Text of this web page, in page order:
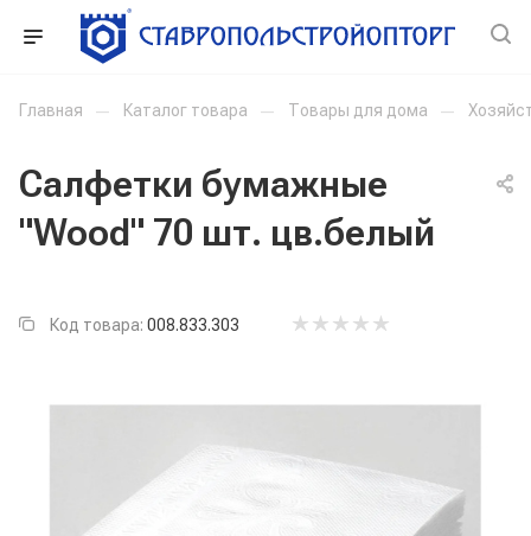
Главная — Каталог товара — Товары для дома —
Салфетки бумажные
"Wood" 70 шт. цв.белый
Код товара: 008.833.303